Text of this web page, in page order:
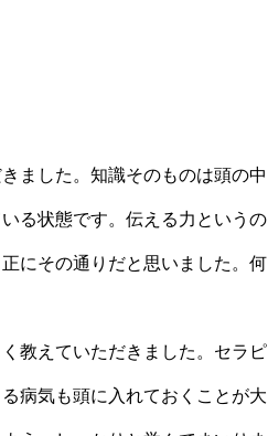
ました。知識そのものは頭の中
る状態です。伝える力というの
にその通りだと思いました。何
教えていただきました。セラピ
病気も頭に入れておくことが大